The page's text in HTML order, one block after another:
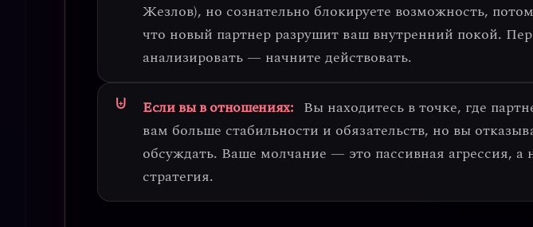
Жезлов), но сознательно блокируете возможность,
что новый партнер разрушит ваш внутренний покой.
анализировать — начните действовать.
Если вы в отношениях: Вы находитесь в точке, где
вам больше стабильности и обязательств, но вы
обсуждать. Ваше молчание — это пассивная агрессия, а
стратегия.